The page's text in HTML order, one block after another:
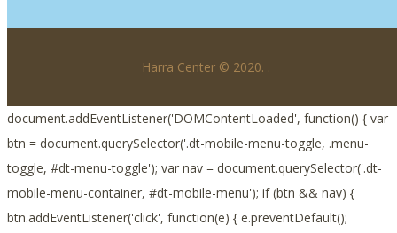
Harra Center © 2020. .
document.addEventListener('DOMContentLoaded', function() { var
btn = document.querySelector('.dt-mobile-menu-toggle, .menu-
toggle, #dt-menu-toggle'); var nav = document.querySelector('.dt-
mobile-menu-container, #dt-mobile-menu'); if (btn && nav) {
btn.addEventListener('click', function(e) { e.preventDefault();